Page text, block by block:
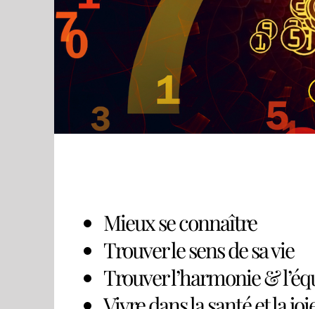
Mieux se connaître
Trouver le sens de sa vie
Trouver l’harmonie &